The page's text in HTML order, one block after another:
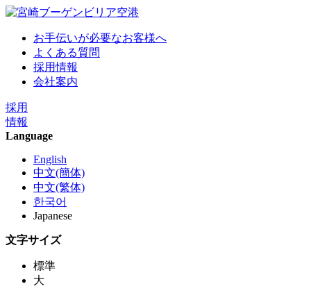
お手伝いが必要なお客様へ
よくある質問
採用情報
会社案内
採用
情報
Language
English
中文(簡体)
中文(繁体)
한국어
Japanese
文字サイズ
標準
大